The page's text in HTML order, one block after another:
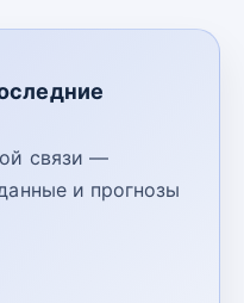
связи —
и прогнозы